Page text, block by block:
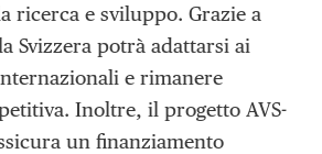
ricerca e sviluppo. Grazie a
Svizzera potrà adattarsi ai
e rimanere
Inoltre, il progetto AVS-
un finanziamento